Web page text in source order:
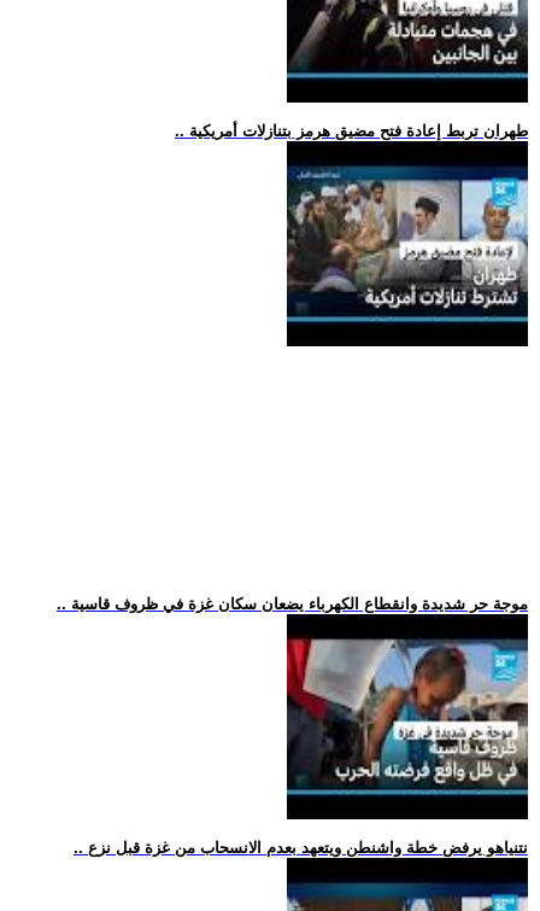
.. طهران تربط إعادة فتح مضيق هرمز بتنازلات أمريكية
.. موجة حر شديدة وانقطاع الكهرباء يضعان سكان غزة في ظروف قاسية
.. نتنياهو يرفض خطة واشنطن ويتعهد بعدم الانسحاب من غزة قبل نزع